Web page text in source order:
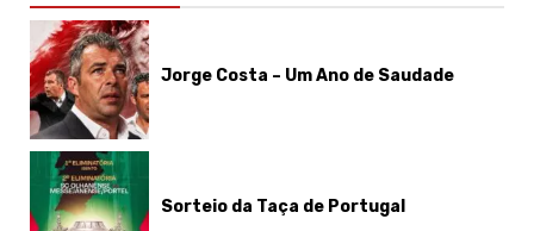
Jorge Costa – Um Ano de Saudade
Sorteio da Taça de Portugal